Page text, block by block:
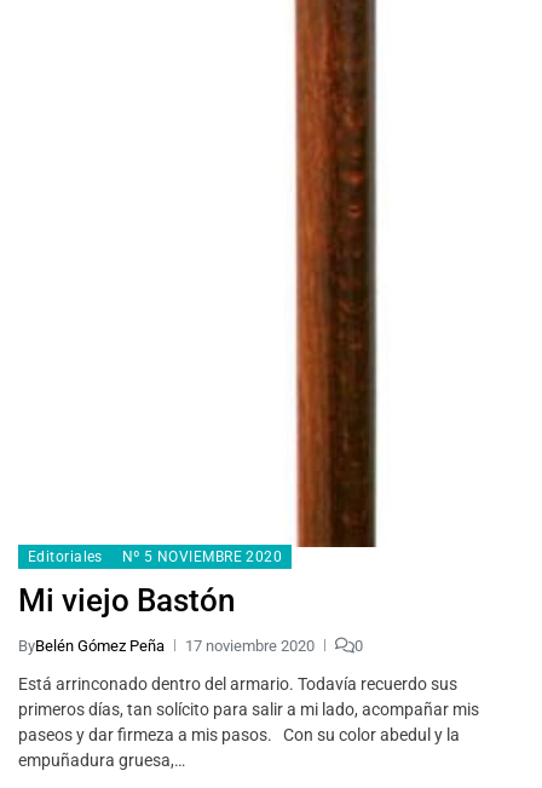
Editoriales Nº 5 NOVIEMBRE 2020
Mi viejo Bastón
ByBelén Gómez Peña 17 noviembre 2020 0
Está arrinconado dentro del armario. Todavía recuerdo sus
primeros días, tan solícito para salir a mi lado, acompañar mis
paseos y dar firmeza a mis pasos. Con su color abedul y la
empuñadura gruesa,…